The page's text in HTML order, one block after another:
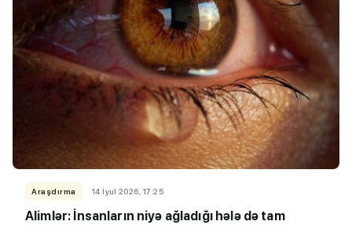
Araşdırma 14 İyul 2026, 17:25
Alimlər: İnsanların niyə ağladığı hələ də tam